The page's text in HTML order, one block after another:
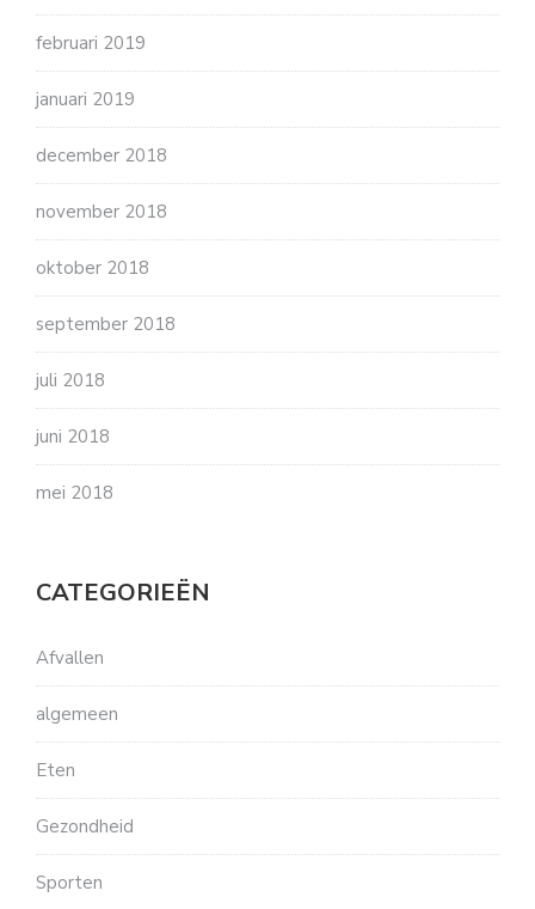
februari 2019
januari 2019
december 2018
november 2018
oktober 2018
september 2018
juli 2018
juni 2018
mei 2018
CATEGORIEËN
Afvallen
algemeen
Eten
Gezondheid
Sporten